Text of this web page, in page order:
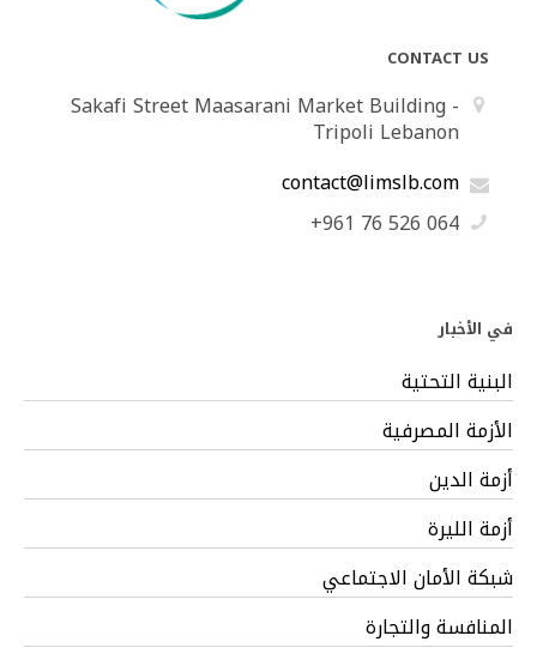
CONTACT US
Sakafi Street Maasarani Market Building -
Tripoli Lebanon
contact@limslb.com
+961 76 526 064
في الأخبار
البنية التحتية
الأزمة المصرفية
أزمة الدين
أزمة الليرة
شبكة الأمان الاجتماعي
المنافسة والتجارة